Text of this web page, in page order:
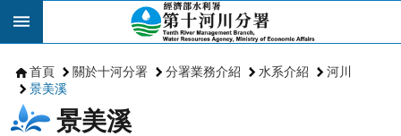
跳到主要內容區塊
首頁 關於十河分署 分署業務介紹 水系介紹
河川
景美溪
景美溪